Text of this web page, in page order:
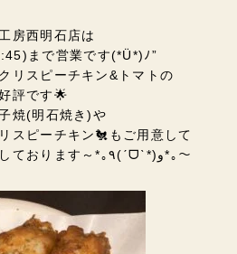
房西明石店は
まで営業です(*Ü*)ﾉ”
リスピーチキン&トマトの
評です🌟
焼(明石焼き)や
スピーチキン🐔もご用意して
スタッフ一同お待ちしております～*｡٩(ˊᗜˋ*)و*｡～